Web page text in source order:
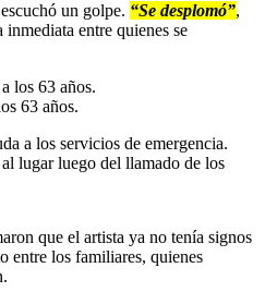
un golpe. “Se desplomó”,
entre quienes se
63 años.
a los servicios de emergencia.
lugar luego del llamado de los
que el artista ya no tenía signos
entre los familiares, quienes